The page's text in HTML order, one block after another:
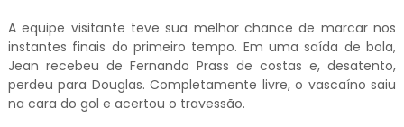
A equipe visitante teve sua melhor chance de marcar nos
instantes finais do primeiro tempo. Em uma saída de bola,
Jean recebeu de Fernando Prass de costas e, desatento,
perdeu para Douglas. Completamente livre, o vascaíno saiu
na cara do gol e acertou o travessão.